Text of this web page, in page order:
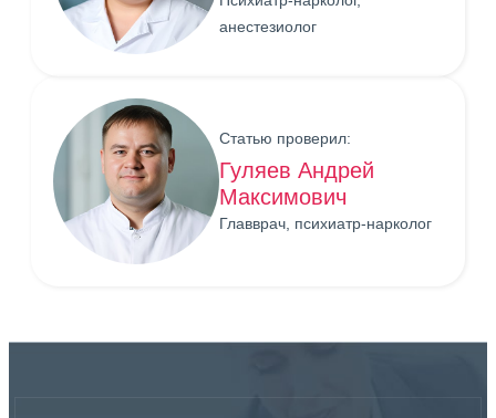
анестезиолог
Статью проверил:
Гуляев Андрей
Максимович
Главврач, психиатр-нарколог